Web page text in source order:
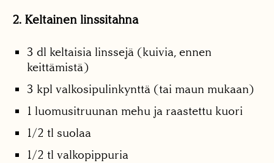
2. Keltainen linssitahna
3 dl keltaisia linssejä (kuivia, ennen
keittämistä)
3 kpl valkosipulinkynttä (tai maun mukaan)
1 luomusitruunan mehu ja raastettu kuori
1/2 tl suolaa
1/2 tl valkopippuria